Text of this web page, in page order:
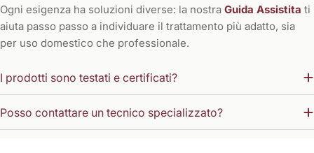
Ogni esigenza ha soluzioni diverse: la nostra Guida Assistita ti
aiuta passo passo a individuare il trattamento più adatto, sia
per uso domestico che professionale.
I prodotti sono testati e certificati?
Posso contattare un tecnico specializzato?